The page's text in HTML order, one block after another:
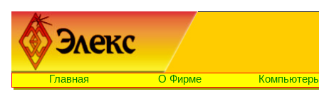
Главная О Фирме